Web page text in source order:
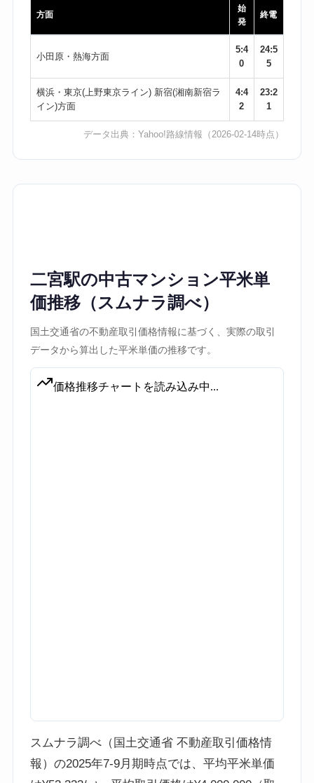
方面
始
発
終電
小田原・熱海方面
5:4
0
24:5
5
横浜・東京(上野東京ライン) 新宿(湘南新宿ラ
イン)方面
4:4
2
23:2
1
データ出典：Yahoo!路線情報 （2026-02-14時点）
二宮駅の中古マンション平米単
価推移（スムナラ調べ）
国土交通省の不動産取引価格情報に基づく、実際の取引
データから算出した平米単価の推移です。
スムナラ調べ（国土交通省 不動産取引価格情
報）の2025年7-9月期時点では、平均平米単価